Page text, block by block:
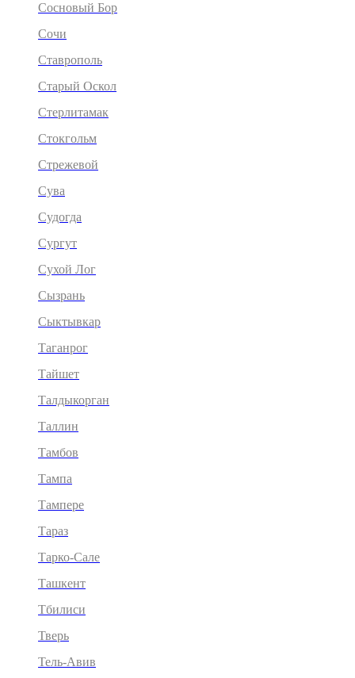
Сосновый Бор
Сочи
Ставрополь
Старый Оскол
Стерлитамак
Стокгольм
Стрежевой
Сува
Судогда
Сургут
Сухой Лог
Сызрань
Сыктывкар
Таганрог
Тайшет
Талдыкорган
Таллин
Тамбов
Тампа
Тампере
Тараз
Тарко-Сале
Ташкент
Тбилиси
Тверь
Тель-Авив